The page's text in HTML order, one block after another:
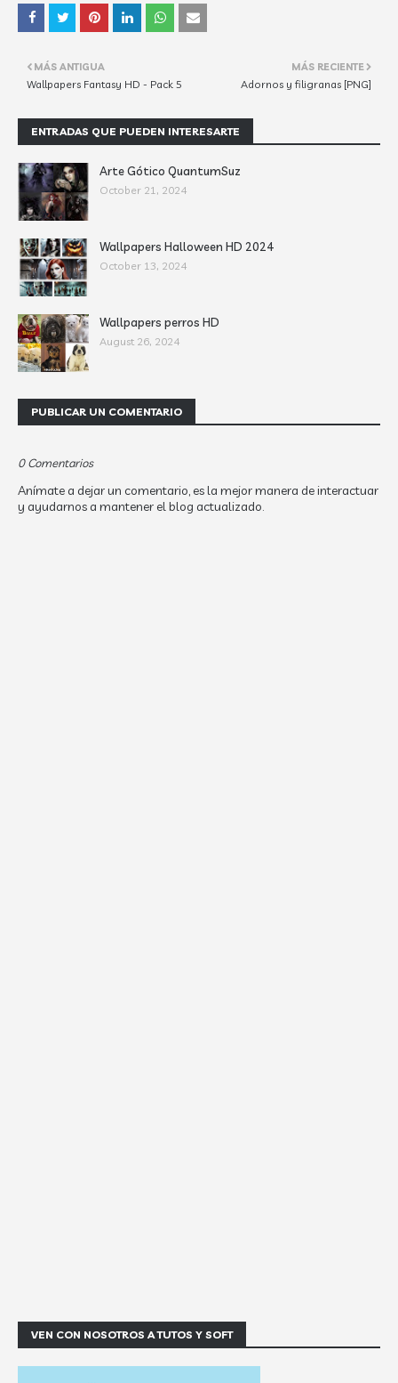
MÁS RECIENTE
Adornos y filigranas [PNG]
MÁS ANTIGUA
Wallpapers Fantasy HD - Pack 5
ENTRADAS QUE PUEDEN INTERESARTE
Arte Gótico QuantumSuz
October 21, 2024
Wallpapers Halloween HD 2024
October 13, 2024
Wallpapers perros HD
August 26, 2024
PUBLICAR UN COMENTARIO
0 Comentarios
Anímate a dejar un comentario, es la mejor manera de interactuar
y ayudarnos a mantener el blog actualizado.
VEN CON NOSOTROS A TUTOS Y SOFT